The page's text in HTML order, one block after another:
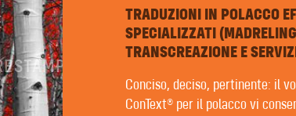
TRADUZIONI IN POLACCO
SPECIALIZZATI
TRANSCREAZIONE E
Conciso, deciso, pertinente: il
ConText® per il polacco vi